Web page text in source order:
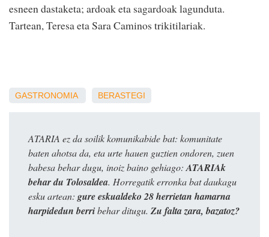
esneen dastaketa; ardoak eta sagardoak lagunduta.
Tartean, Teresa eta Sara Caminos trikitilariak.
GASTRONOMIA BERASTEGI
ATARIA ez da soilik komunikabide bat: komunitate
baten ahotsa da, eta urte hauen guztien ondoren, zuen
babesa behar dugu, inoiz baino gehiago: ATARIAk
behar du Tolosaldea. Horregatik erronka bat daukagu
esku artean: gure eskualdeko 28 herrietan hamarna
harpidedun berribehar ditugu. Zu falta zara, bazatoz?